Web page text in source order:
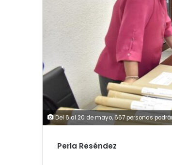
Del 6 al 20 de mayo, 667 personas
Perla Reséndez